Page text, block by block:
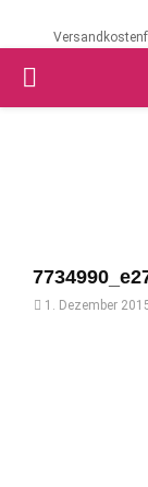
PRIMARY
1. Dezember